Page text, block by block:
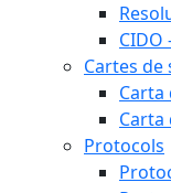
Cartes de
Carta
Carta
Protocols